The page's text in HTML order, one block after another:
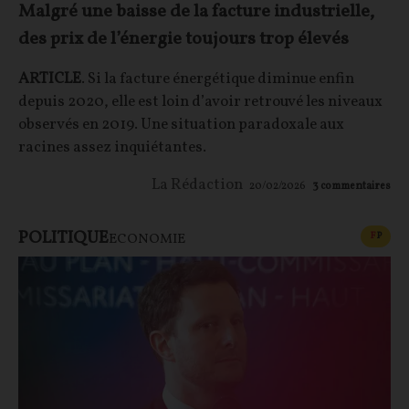
Malgré une baisse de la facture industrielle,
des prix de l’énergie toujours trop élevés
ARTICLE. Si la facture énergétique diminue enfin
depuis 2020, elle est loin d’avoir retrouvé les niveaux
observés en 2019. Une situation paradoxale aux
racines assez inquiétantes.
La Rédaction 20/02/2026 3 commentaires
POLITIQUEECONOMIE FP